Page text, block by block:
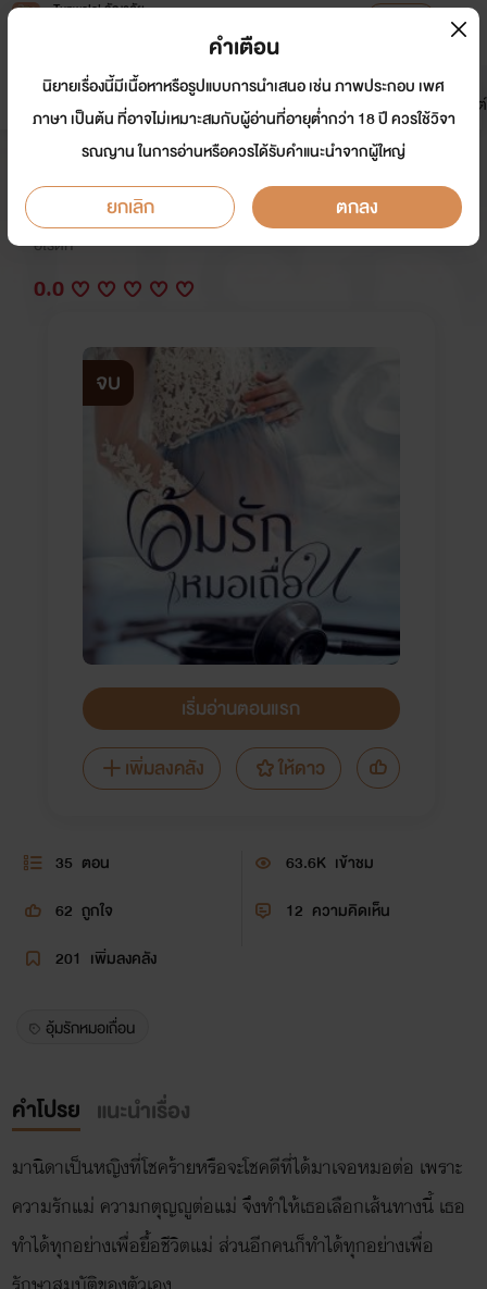
Tunwalai ธัญวลัย
หน้าแรก นิยาย อีบุ๊ก การ์ตูน
มาใหม่
ดรีมแชท ธัญลิสต์
อุ้มรักหมอเถื่อน nc 35+++
นักเขียน: ณิการ์
อีโรติก
0.0
จบ
เริ่มอ่านตอนแรก
เพิ่มลงคลัง
ให้ดาว
35 ตอน 63.6K เข้าชม
62 ถูกใจ 12 ความคิดเห็น
201 เพิ่มลงคลัง
อุ้มรักหมอเถื่อน
คำโปรย แนะนำเรื่อง
มานิดาเป็นหญิงที่โชคร้ายหรือจะโชคดีที่ได้มาเจอหมอต่อ เพราะ
ความรักแม่ ความกตุญญูต่อแม่ จึงทำให้เธอเลือกเส้นทางนี้ เธอ
ทำได้ทุกอย่างเพื่อยื้อชีวิตแม่ ส่วนอีกคนก็ทำได้ทุกอย่างเพื่อ
คำเตือน
นิยายเรื่องนี้มีเนื้อหาหรือรูปแบบการนำเสนอ เช่น ภาพประกอบ เพศ
ภาษา เป็นต้น ที่อาจไม่เหมาะสมกับผู้อ่านที่อายุต่ำกว่า 18 ปี ควรใช้วิจา
รณญาน ในการอ่านหรือควรได้รับคำแนะนำจากผู้ใหญ่
ยกเลิก ตกลง